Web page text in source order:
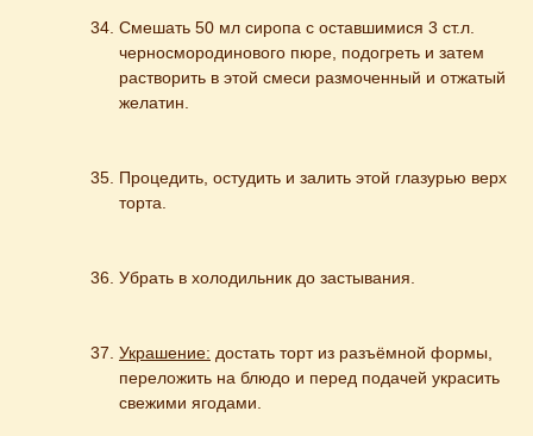
Смешать 50 мл сиропа с оставшимися 3 ст.л.
черносмородинового пюре, подогреть и затем
растворить в этой смеси размоченный и отжатый
желатин.
Процедить, остудить и залить этой глазурью верх
торта.
Убрать в холодильник до застывания.
Украшение: достать торт из разъёмной формы,
переложить на блюдо и перед подачей украсить
свежими ягодами.